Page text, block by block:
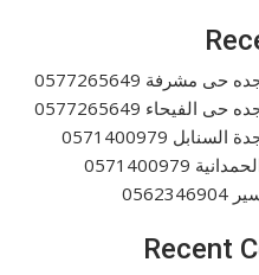
مشرفة 0577265649
0577265649
0571400979
0571400979
Recent